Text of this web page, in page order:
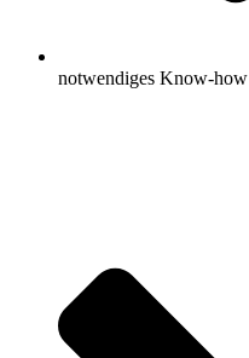
notwendiges Know-how